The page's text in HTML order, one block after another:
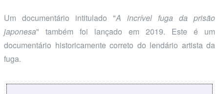
Um documentário intitulado "A incrível fuga da prisão
japonesa" também foi lançado em 2019. Este é um
documentário historicamente correto do lendário artista da
fuga.